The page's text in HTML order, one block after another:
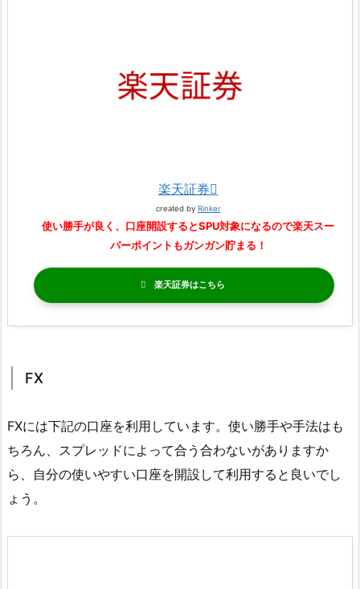
楽天証券
created by Rinker
使い勝手が良く、口座開設するとSPU対象になるので楽天スー
パーポイントもガンガン貯まる！
楽天証券
FX
FXには下記の口座を利用しています。使い勝手や手法はも
ちろん、スプレッドによって合う合わないがありますか
ら、自分の使いやすい口座を開設して利用すると良いでし
ょう。